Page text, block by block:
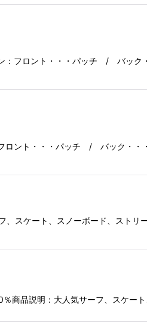
ン：フロント・・・パッチ / バッ
フロント・・・パッチ / バック・
スケート、スノーボード、ストリ
商品説明：大人気サーフ、スケー